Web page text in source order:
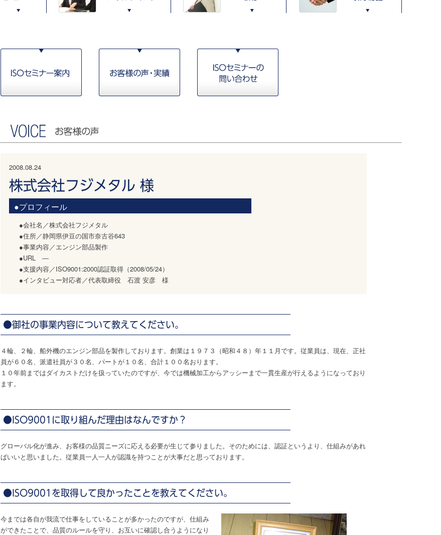
2008.08.24
株式会社フジメタル 様
●プロフィール
●会社名／株式会社フジメタル
●住所／静岡県伊豆の国市奈古谷643
●事業内容／エンジン部品製作
●URL ―
●支援内容／ISO9001:2000認証取得（2008/05/24）
●インタビュー対応者／代表取締役 石渡 安彦 様
●御社の事業内容について教えてください。
４輪、２輪、船外機のエンジン部品を製作しております。創業は１９７３（昭和４８）年１１月です。従業員は、現在、正社
員が６０名、派遣社員が３０名、パートが１０名、合計１００名おります。
１０年前まではダイカストだけを扱っていたのですが、今では機械加工からアッシーまで一貫生産が行えるようになっており
ます。
●ISO9001に取り組んだ理由はなんですか？
グローバル化が進み、お客様の品質ニーズに応える必要が生じて参りました。そのためには、認証というより、仕組みがあれ
ばいいと思いました。従業員一人一人が認識を持つことが大事だと思っております。
●ISO9001を取得して良かったことを教えてください。
今までは各自が我流で仕事をしていることが多かったのですが、仕組み
ができたことで、品質のルールを守り、お互いに確認し合うようになり